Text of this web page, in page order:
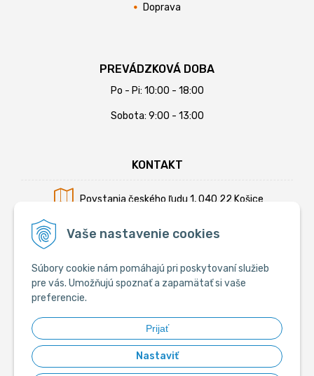
Vaše nastavenie cookies
Súbory cookie nám pomáhajú pri poskytovaní služieb
pre vás. Umožňujú spoznať a zapamätať si vaše
preferencie.
Prijať
Nastaviť
Doprava
PREVÁDZKOVÁ DOBA
Po - Pi: 10:00 - 18:00
Sobota: 9:00 - 13:00
KONTAKT
Povstania českého ľudu 1, 040 22 Košice
Mobil:+421 902 794 355
E-mail:info@krmiva.sk